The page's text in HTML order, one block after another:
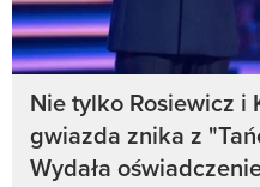
Nie tylko Rosiewicz i
gwiazda znika z
Wydała